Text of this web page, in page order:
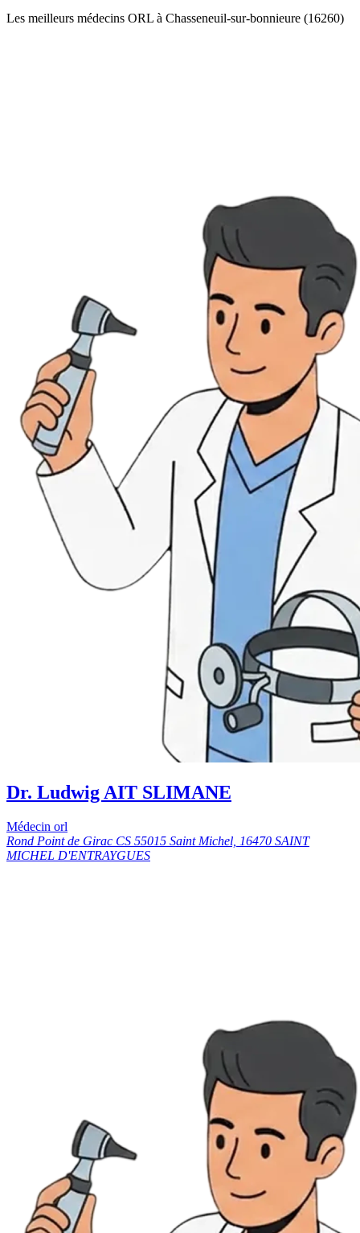
Les meilleurs médecins ORL à Chasseneuil-sur-bonnieure (16260)
Dr. Ludwig AIT SLIMANE
Médecin orl
Rond Point de Girac CS 55015 Saint Michel, 16470 SAINT
MICHEL D'ENTRAYGUES